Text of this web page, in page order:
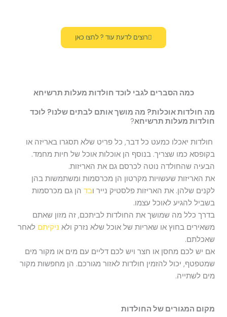
רוצים לדעת עוד ? לחצו כאן
כמה הסברים לגבי לוכד חולדות מעלות תרשיחא
מה חולדות אוכלות? מה מושך אותם לבתים שלנו? לוכד
חולדות מעלות תרשיחא?
חולדות יאכלו כמעט כל דבר, כל פריט שלא תסגרו באריזה או
בקופסא כמו שצריך. בנוסף הן אוכלות אוכל של חיות מחמד.
הבעיה שהחולדה נוטה לכרסם גם את האריזות.
את האריזות שעשויות מקרטון הן מכרסמות ומשתמשות בהן
לקנים שלהן. את האריזות פלסטיק נייר ובד הן גם מכרסמות
בשביל להגיע לאוכל עצמו.
בדרך כלל מה שמושך את החולדות לביתכם, זה מזון שאתם
משאירים בחוץ או שאריות של אוכל שלא נזרק ולא ניקיתם לאחר
שאכלתם.
אם יש לכם מחסן או חצר ויש לכם דליים עם מים או מקור מים
שמטפטף, יכול להזמין חולדות לאזור מגורכם. הן מחפשות מקור
מים לשתייה.
מקום המגורים של החולדות